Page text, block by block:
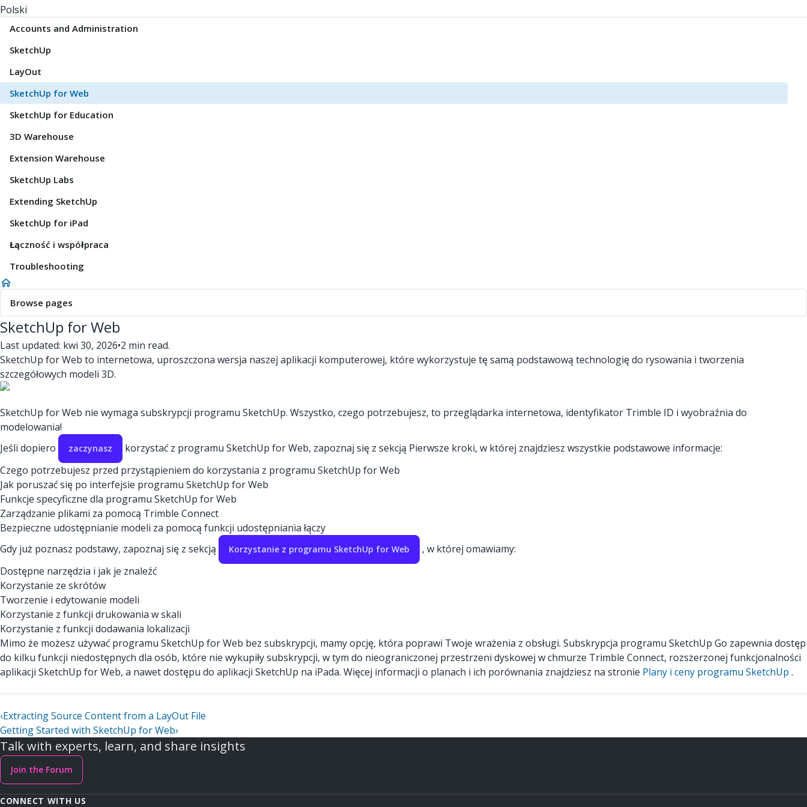
Polski
Accounts and Administration
SketchUp
LayOut
SketchUp for Web
SketchUp for Education
3D Warehouse
Extension Warehouse
SketchUp Labs
Extending SketchUp
SketchUp for iPad
Łączność i współpraca
Troubleshooting
Browse pages
SketchUp for Web
Last updated: kwi 30, 2026•2 min read.
SketchUp for Web to internetowa, uproszczona wersja naszej aplikacji komputerowej, które wykorzystuje tę samą podstawową technologię do rysowania i tworzenia
szczegółowych modeli 3D.
SketchUp for Web nie wymaga subskrypcji programu SketchUp. Wszystko, czego potrzebujesz, to przeglądarka internetowa, identyfikator Trimble ID i wyobraźnia do
modelowania!
Jeśli dopiero
zaczynasz
korzystać z programu SketchUp for Web, zapoznaj się z sekcją Pierwsze kroki, w której znajdziesz wszystkie podstawowe informacje:
Czego potrzebujesz przed przystąpieniem do korzystania z programu SketchUp for Web
Jak poruszać się po interfejsie programu SketchUp for Web
Funkcje specyficzne dla programu SketchUp for Web
Zarządzanie plikami za pomocą Trimble Connect
Bezpieczne udostępnianie modeli za pomocą funkcji udostępniania łączy
Gdy już poznasz podstawy, zapoznaj się z sekcją
Korzystanie z programu SketchUp for Web
, w której omawiamy:
Dostępne narzędzia i jak je znaleźć
Korzystanie ze skrótów
Tworzenie i edytowanie modeli
Korzystanie z funkcji drukowania w skali
Korzystanie z funkcji dodawania lokalizacji
Mimo że możesz używać programu SketchUp for Web bez subskrypcji, mamy opcję, która poprawi Twoje wrażenia z obsługi. Subskrypcja programu SketchUp Go zapewnia dostęp
do kilku funkcji niedostępnych dla osób, które nie wykupiły subskrypcji, w tym do nieograniczonej przestrzeni dyskowej w chmurze Trimble Connect, rozszerzonej funkcjonalności
aplikacji SketchUp for Web, a nawet dostępu do aplikacji SketchUp na iPada. Więcej informacji o planach i ich porównania znajdziesz na stronie Plany i ceny programu SketchUp .
‹Extracting Source Content from a LayOut File
Getting Started with SketchUp for Web›
Talk with experts, learn, and share insights
Join the Forum
CONNECT WITH US